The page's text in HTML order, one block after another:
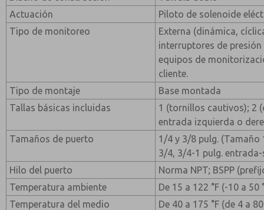
Actuación
Piloto de solenoide
Tipo de monitoreo
Externa (dinámica,
interruptores de
equipos de
cliente.
Tipo de montaje
Base montada
Tallas básicas incluidas
1 (tornillos cautivos); 2
entrada izquierda o
Tamaños de puerto
1/4 y 3/8 pulg.
3/4, 3/4-1 pulg.
Hilo del puerto
Norma NPT; BSPP
Temperatura ambiente
De 15 a 122 °F (-10 a 50
Temperatura del medio
De 40 a 175 °F (de 4 a 80